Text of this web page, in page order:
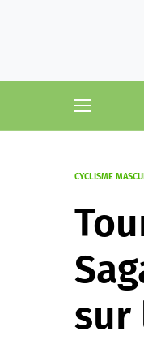
CYCLISME
sur